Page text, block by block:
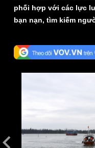
Thế giới
Quan sát
phối hợp với các lực
bạn nạn, tìm kiếm